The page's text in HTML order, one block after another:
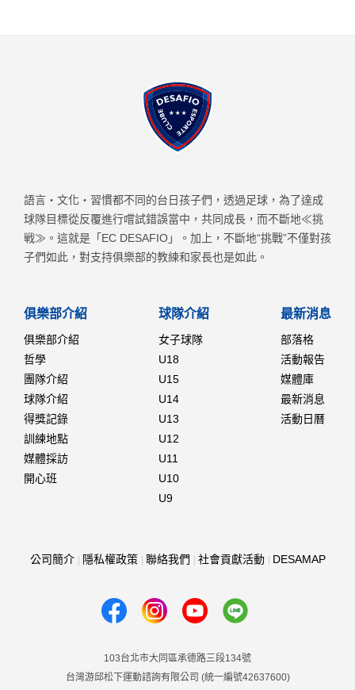
語言・文化・習慣都不同的台日孩子們，透過足球，為了達成
球隊目標從反覆進行嚐試錯誤當中，共同成長，而不斷地≪挑
戦≫。這就是「EC DESAFIO」。加上，不斷地“挑戰”不僅對孩
子們如此，對支持俱樂部的教練和家長也是如此。
俱樂部介紹
俱樂部介紹
哲學
團隊介紹
球隊介紹
得獎記錄
訓練地點
媒體採訪
開心班
球隊介紹
女子球隊
U18
U15
U14
U13
U12
U11
U10
U9
最新消息
部落格
活動報告
媒體庫
最新消息
活動日曆
公司簡介 隱私權政策 聯絡我們 社會貢獻活動 DESAMAP
103台北市大同區承德路三段134號
台灣游邱松下運動諮詢有限公司 (統一編號42637600)